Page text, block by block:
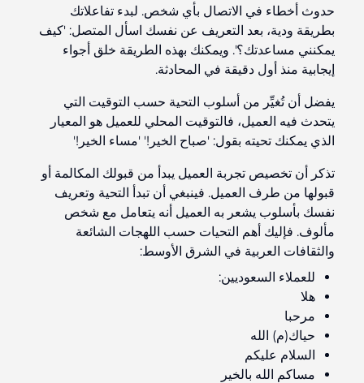
حدوث أخطاء في الاتصال بأي شخص. لبدء تفاعلاتك
بطريقة ودية، بعد التعريف عن نفسك اسأل المتصل: 'كيف
يمكنني مساعدتك؟'. ويمكنك بهذه الطريقة خلق أجواء
إيجابية منذ أول دقيقة في المحادثة.
يفضل أن تُغيِّر من أسلوب التحية حسب التوقيت التي
يتحدث فيه العميل، فالتوقيت المحلي للعميل هو المعيار
الذي يمكنك تحيته بقول: 'صباح الخير!' 'مساء الخير!'
تذكر أن تخصيص تجربة العميل يبدأ من قبولك المكالمة أو
قبولها من طرف العميل. فينبغي أن تبدأ التحية وتعريف
نفسك بأسلوب يشعر به العميل أنه يتعامل مع شخص
مألوف. فإليك أهم التحيات حسب اللهجات الشائعة
والثقافات العربية في الشرق الأوسط:
للعملاء السعوديين:
هلا
مرحبا
حياك(م) الله
السلام عليكم
مساكم الله بالخير